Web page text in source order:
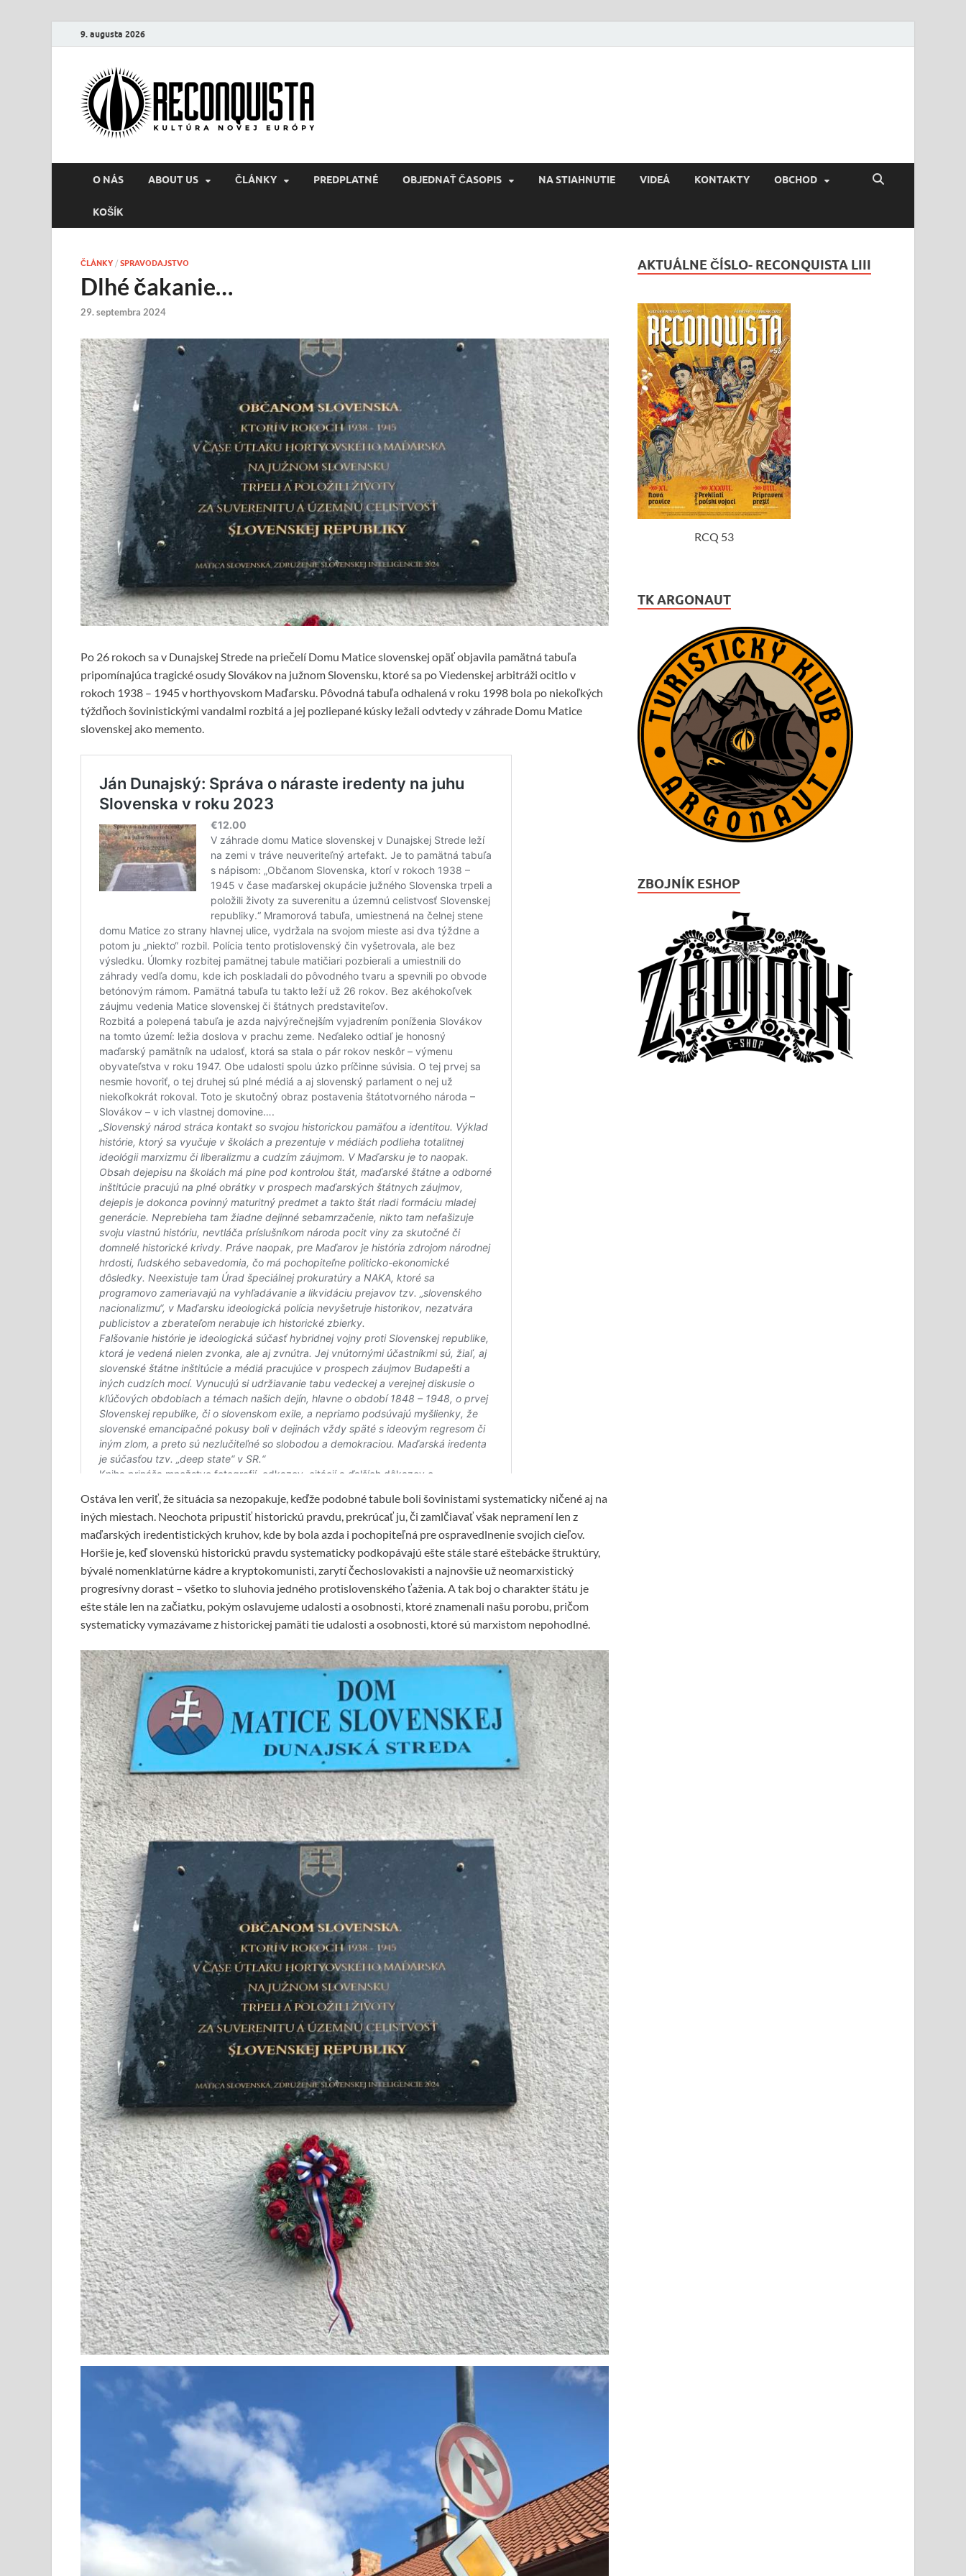
9. augusta 2026
O NÁS ABOUT US ČLÁNKY PREDPLATNÉ OBJEDNAŤ ČASOPIS NA STIAHNUTIE VIDEÁ KONTAKTY OBCHOD
KOŠÍK
ČLÁNKY / SPRAVODAJSTVO
Dlhé čakanie…
29. septembra 2024
Po 26 rokoch sa v Dunajskej Strede na priečelí Domu Matice slovenskej opäť objavila pamätná tabuľa
pripomínajúca tragické osudy Slovákov na južnom Slovensku, ktoré sa po Viedenskej arbitráži ocitlo v
rokoch 1938 – 1945 v horthyovskom Maďarsku. Pôvodná tabuľa odhalená v roku 1998 bola po niekoľkých
týždňoch šovinistickými vandalmi rozbitá a jej pozliepané kúsky ležali odvtedy v záhrade Domu Matice
slovenskej ako memento.
Ostáva len veriť, že situácia sa nezopakuje, keďže podobné tabule boli šovinistami systematicky ničené aj na
iných miestach. Neochota pripustiť historickú pravdu, prekrúcať ju, či zamlčiavať však nepramení len z
maďarských iredentistických kruhov, kde by bola azda i pochopiteľná pre ospravedlnenie svojich cieľov.
Horšie je, keď slovenskú historickú pravdu systematicky podkopávajú ešte stále staré eštebácke štruktúry,
bývalé nomenklatúrne kádre a kryptokomunisti, zarytí čechoslovakisti a najnovšie už neomarxistický
progresívny dorast – všetko to sluhovia jedného protislovenského ťaženia. A tak boj o charakter štátu je
ešte stále len na začiatku, pokým oslavujeme udalosti a osobnosti, ktoré znamenali našu porobu, pričom
systematicky vymazávame z historickej pamäti tie udalosti a osobnosti, ktoré sú marxistom nepohodlné.
AKTUÁLNE ČÍSLO- RECONQUISTA LIII
RCQ 53
TK ARGONAUT
ZBOJNÍK ESHOP